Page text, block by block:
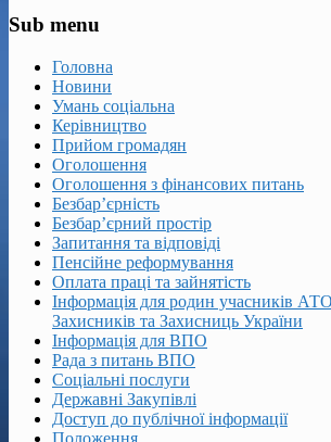
Sub menu
Головна
Новини
Умань соціальна
Керівництво
Прийом громадян
Оголошення
Оголошення з фінансових питань
Безбар’єрність
Безбар’єрний простір
Запитання та відповіді
Пенсійне реформування
Оплата праці та зайнятість
Інформація для родин учасників
Захисників та Захисниць України
Інформація для ВПО
Рада з питань ВПО
Соціальні послуги
Державні Закупівлі
Доступ до публічної інформації
Положення